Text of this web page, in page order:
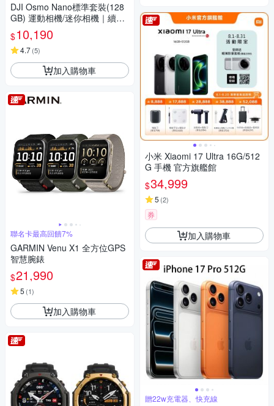
DJI Osmo Nano標準套裝(128
GB) 運動相機/迷你相機｜續航
200分｜自帶卡槽
$10,190
4.7(5)
加入購物車
聯名卡最高回饋7%
GARMIN Venu X1 全方位GPS
智慧腕錶
$21,990
5 (1)
加入購物車
小米 Xiaomi 17 Ultra 16G/512
G 手機 官方旗艦館
$34,999
5 (2)
券
加入購物車
贈22w充電器、快充線